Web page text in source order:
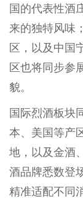
国的代表性酒
来的独特风味
区，以及中国
区也将同步参
貌。
国际烈酒板块
本、美国等产
地，以及金酒
酒品牌悉数登
精准适配不同